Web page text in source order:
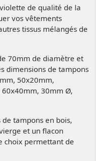
de qualité de la
vos vêtements
tissus mélangés de
70mm de diamètre et
dimensions de tampons
50x20mm,
30mm Ø,
tampons en bois,
et un flacon
choix permettant de